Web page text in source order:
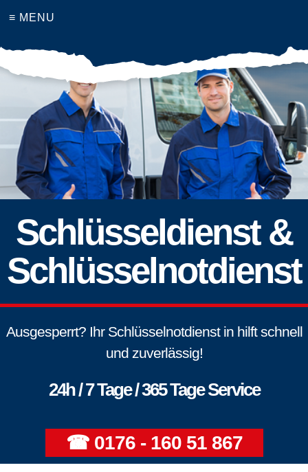
≡ MENU
Schlüsseldienst &
Schlüsselnotdienst
Ausgesperrt? Ihr Schlüsselnotdienst in hilft schnell
und zuverlässig!
24h / 7 Tage / 365 Tage Service
☎ 0176 - 160 51 867